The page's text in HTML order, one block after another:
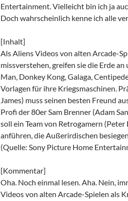
Entertainment. Vielleicht bin ich ja
Doch wahrscheinlich kenne ich alle
[Inhalt]
Als Aliens Videos von alten Arcade-
missverstehen, greifen sie die Erde
Man, Donkey Kong, Galaga,
Vorlagen für ihre Kriegsmaschinen.
James) muss seinen besten Freund
Profi der 80er Sam Brenner (Adam
soll ein Team von Retrogamern
anführen, die Außerirdischen
(Quelle: Sony Picture Home
[Kommentar]
Oha. Noch einmal lesen. Aha. Nein,
Videos von alten Arcade-Spielen als